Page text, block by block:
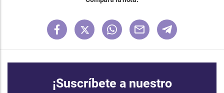
¡Suscríbete a nuestro